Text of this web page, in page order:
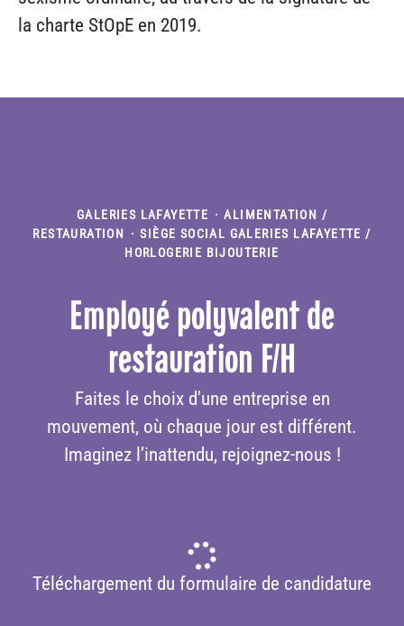
la charte StOpE en 2019.
GALERIES LAFAYETTE · ALIMENTATION /
RESTAURATION
· SIÈGE SOCIAL GALERIES LAFAYETTE /
HORLOGERIE BIJOUTERIE
Employé polyvalent de
restauration F/H
Faites le choix d'une entreprise en
mouvement, où chaque jour est différent.
Imaginez l’inattendu, rejoignez-nous !
Téléchargement du formulaire de candidature